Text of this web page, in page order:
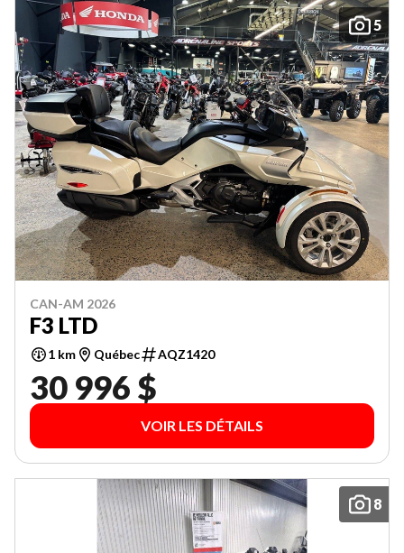
5
CAN-AM 2026
F3 LTD
1 km Québec AQZ1420
30 996 $
VOIR LES DÉTAILS
8